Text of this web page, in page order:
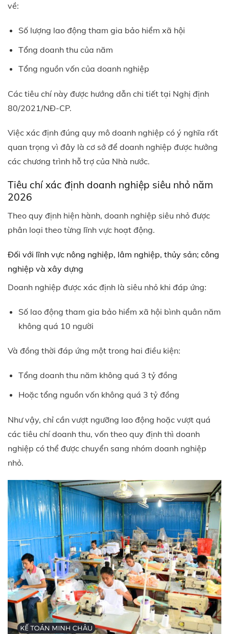
về:
Số lượng lao động tham gia bảo hiểm xã hội
Tổng doanh thu của năm
Tổng nguồn vốn của doanh nghiệp
Các tiêu chí này được hướng dẫn chi tiết tại Nghị định
80/2021/NĐ-CP.
Việc xác định đúng quy mô doanh nghiệp có ý nghĩa rất
quan trọng vì đây là cơ sở để doanh nghiệp được hưởng
các chương trình hỗ trợ của Nhà nước.
Tiêu chí xác định doanh nghiệp siêu nhỏ năm
2026
Theo quy định hiện hành, doanh nghiệp siêu nhỏ được
phân loại theo từng lĩnh vực hoạt động.
Đối với lĩnh vực nông nghiệp, lâm nghiệp, thủy sản; công
nghiệp và xây dựng
Doanh nghiệp được xác định là siêu nhỏ khi đáp ứng:
Số lao động tham gia bảo hiểm xã hội bình quân năm
không quá 10 người
Và đồng thời đáp ứng một trong hai điều kiện:
Tổng doanh thu năm không quá 3 tỷ đồng
Hoặc tổng nguồn vốn không quá 3 tỷ đồng
Như vậy, chỉ cần vượt ngưỡng lao động hoặc vượt quá
các tiêu chí doanh thu, vốn theo quy định thì doanh
nghiệp có thể được chuyển sang nhóm doanh nghiệp
nhỏ.